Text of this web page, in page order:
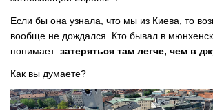
Если бы она узнала, что мы из Киева, то
вообще не дождался. Кто бывал в
понимает: затеряться там легче, чем в
Как вы думаете?